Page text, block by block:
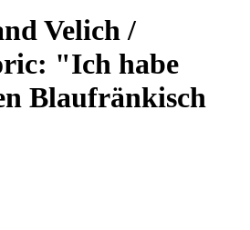
Velich /
"Ich habe
Blaufränkisch